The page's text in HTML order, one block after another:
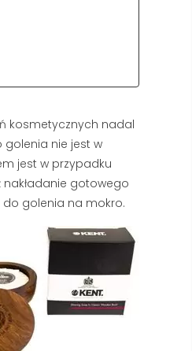
NAJLEPSZY KREM
DLA MĘŻCZYZN:
kosmetycznych nadal
nie jest w
jest w przypadku
gotowego
golenia na mokro.